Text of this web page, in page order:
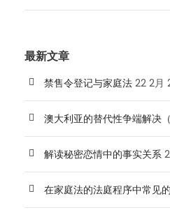
最新文章
禁售令登记与家庭法 22 2月
澳大利亚的替代性争端解决
解读秘密恋情中的事实关系
在家庭法的法庭程序中常见